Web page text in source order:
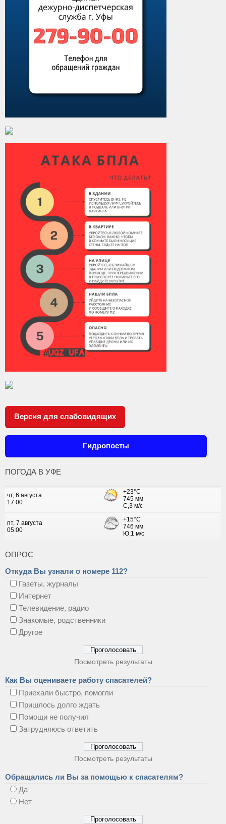
Виды деятельности
Обслуживание опасных производственных объектов
УГЗ рекомендует
Как стать спасателем
Пресс-центр
Конкурсы
Наша работа
Фотогалерея
Обращения
Контакты
Вакансии
Версия для слабовидящих
Гидропосты
ПОГОДА В УФЕ
ОПРОС
Откуда Вы узнали о номере 112?
Газеты, журналы
Интернет
Телевидение, радио
Знакомые, родственники
Другое
Посмотреть результаты
Как Вы оцениваете работу спасателей?
Приехали быстро, помогли
Пришлось долго ждать
Помощи не получил
Затрудняюсь ответить
Посмотреть результаты
Обращались ли Вы за помощью к спасателям?
Да
Нет